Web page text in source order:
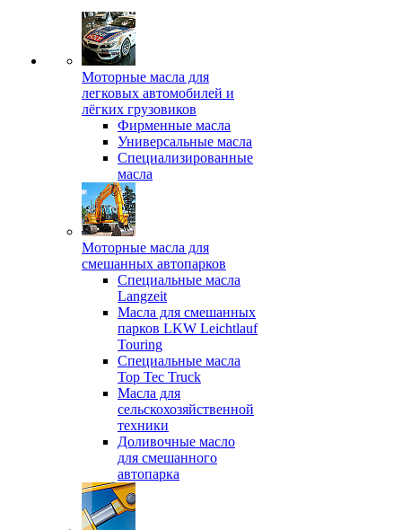
Моторные масла для
легковых автомобилей и
лёгких грузовиков
Фирменные масла
Универсальные масла
Специализированные
масла
Моторные масла для
смешанных автопарков
Специальные масла
Langzeit
Масла для смешанных
парков LKW Leichtlauf
Touring
Специальные масла
Top Tec Truck
Масла для
сельскохозяйственной
техники
Доливочные масло
для смешанного
автопарка